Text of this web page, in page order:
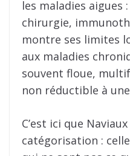
les maladies aigues
chirurgie,
montre ses limites
aux maladies
souvent floue,
non réductible à
C’est ici que
catégorisation :